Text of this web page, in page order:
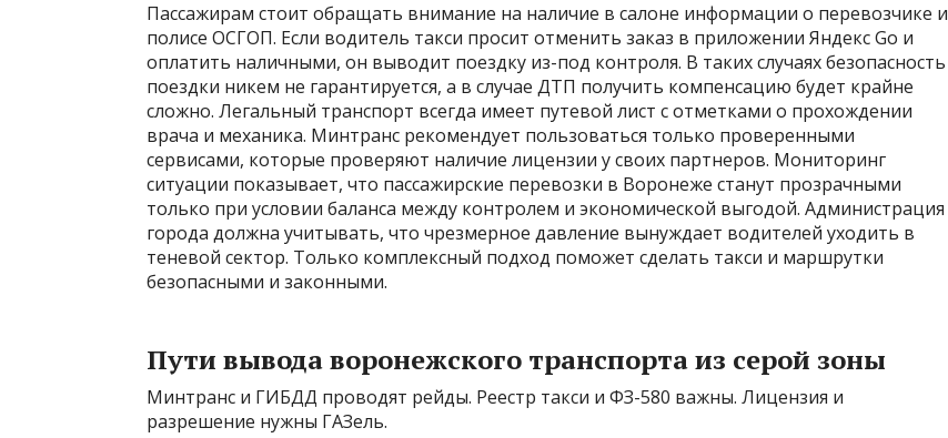
Пассажирам стоит обращать внимание на наличие в салоне информации о перевозчике и
полисе ОСГОП. Если водитель такси просит отменить заказ в приложении Яндекс Go и
оплатить наличными, он выводит поездку из-под контроля. В таких случаях безопасность
поездки никем не гарантируется, а в случае ДТП получить компенсацию будет крайне
сложно. Легальный транспорт всегда имеет путевой лист с отметками о прохождении
врача и механика. Минтранс рекомендует пользоваться только проверенными
сервисами, которые проверяют наличие лицензии у своих партнеров. Мониторинг
ситуации показывает, что пассажирские перевозки в Воронеже станут прозрачными
только при условии баланса между контролем и экономической выгодой. Администрация
города должна учитывать, что чрезмерное давление вынуждает водителей уходить в
теневой сектор. Только комплексный подход поможет сделать такси и маршрутки
безопасными и законными.
Пути вывода воронежского транспорта из серой зоны
Минтранс и ГИБДД проводят рейды. Реестр такси и ФЗ-580 важны. Лицензия и
разрешение нужны ГАЗель.